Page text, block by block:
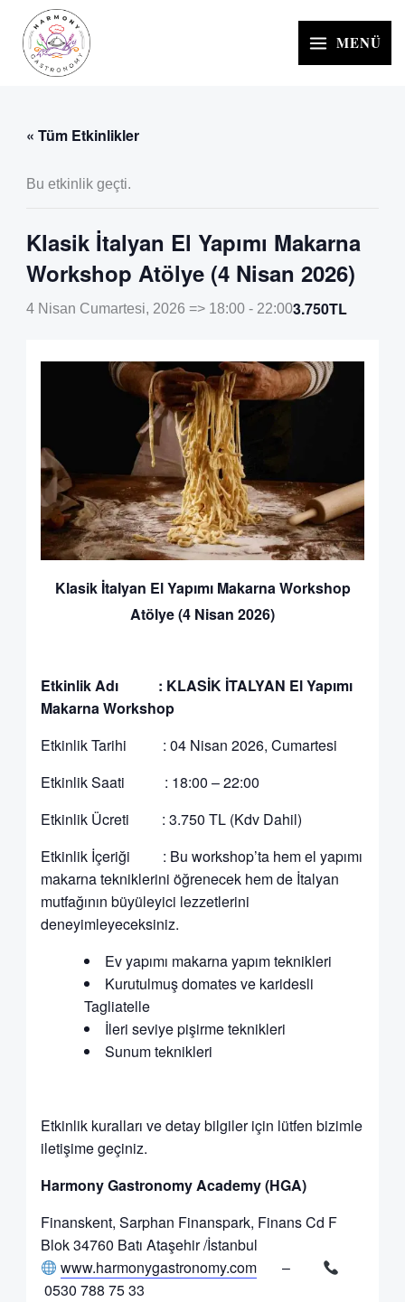
İçeriğe
MENÜ
« Tüm Etkinlikler
Bu etkinlik geçti.
Klasik İtalyan El Yapımı Makarna
Workshop Atölye (4 Nisan 2026)
4 Nisan Cumartesi, 2026 => 18:00- 22:003.750TL
Klasik İtalyan El Yapımı Makarna Workshop
Atölye (4 Nisan 2026)
Etkinlik Adı : KLASİK İTALYAN El Yapımı
Makarna Workshop
Etkinlik Tarihi : 04 Nisan 2026, Cumartesi
Etkinlik Saati : 18:00 – 22:00
Etkinlik Ücreti : 3.750 TL (Kdv Dahil)
Etkinlik İçeriği : Bu workshop’ta hem el yapımı
makarna tekniklerini öğrenecek hem de İtalyan
mutfağının büyüleyici lezzetlerini
deneyimleyeceksiniz.
Ev yapımı makarna yapım teknikleri
Kurutulmuş domates ve karidesli
Tagliatelle
İleri seviye pişirme teknikleri
Sunum teknikleri
Etkinlik kuralları ve detay bilgiler için lütfen bizimle
iletişime geçiniz.
Harmony Gastronomy Academy (HGA)
Finanskent, Sarphan Finanspark, Finans Cd F
Blok 34760 Batı Ataşehir /İstanbul
www.harmonygastronomy.com–
0530 788 75 33